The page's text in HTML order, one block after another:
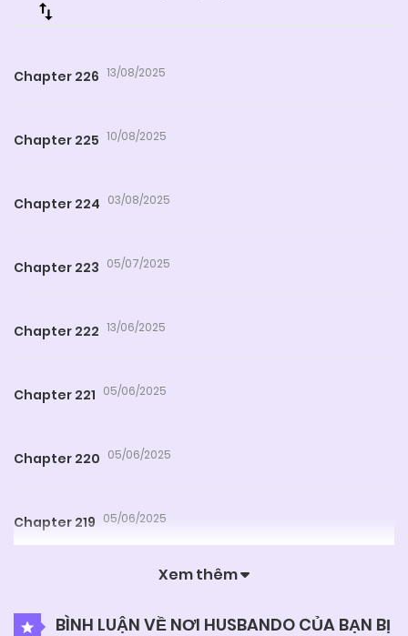
Chapter 226 13/08/2025
Chapter 225 10/08/2025
Chapter 224 03/08/2025
Chapter 223 05/07/2025
Chapter 222 13/06/2025
Chapter 221 05/06/2025
Chapter 220 05/06/2025
Chapter 219 05/06/2025
05/06/2025Xem thêm
BÌNH LUẬN VỀ NƠI HUSBANDO CỦA BẠN BỊ